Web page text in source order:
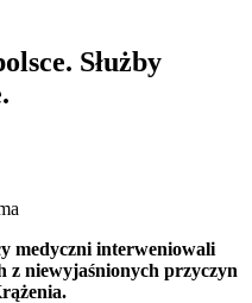
Służby
medyczni interweniowali
niewyjaśnionych przyczyn